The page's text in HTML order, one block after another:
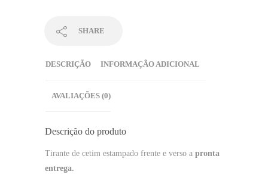
SHARE
DESCRIÇÃO INFORMAÇÃO ADICIONAL
AVALIAÇÕES (0)
Descrição do produto
Tirante de cetim estampado frente e verso a pronta
entrega.